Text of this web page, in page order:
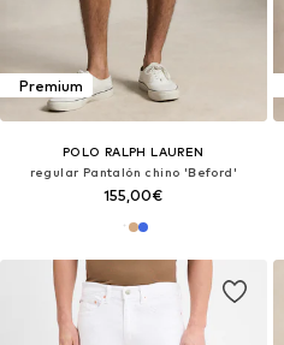
Premium
POLO RALPH LAUREN
regular Pantalón chino 'Beford'
155,00€